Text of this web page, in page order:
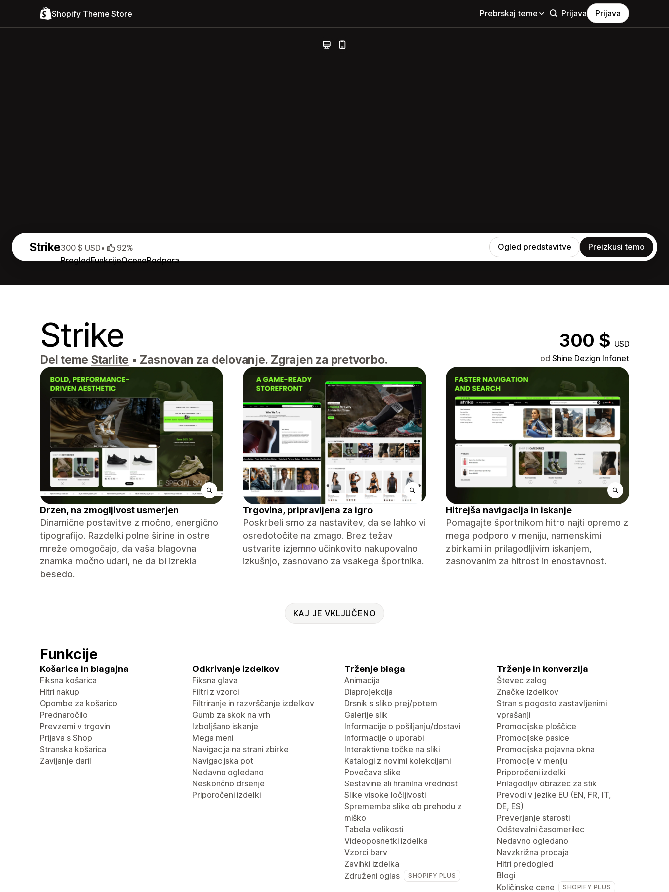
Shopify Theme Store Prebrskaj teme Prijava Prijava
Strike
PregledFunkcijeOcenePodpora
300 $ USD• 92% Ogled predstavitve Preizkusi temo
Strike 300 $ USD
Del teme Starlite • Zasnovan za delovanje. Zgrajen za pretvorbo. od Shine Dezign Infonet
Drzen, na zmogljivost usmerjen
Dinamične postavitve z močno, energično
tipografijo. Razdelki polne širine in ostre
mreže omogočajo, da vaša blagovna
znamka močno udari, ne da bi izrekla
besedo.
Trgovina, pripravljena za igro
Poskrbeli smo za nastavitev, da se lahko vi
osredotočite na zmago. Brez težav
ustvarite izjemno učinkovito nakupovalno
izkušnjo, zasnovano za vsakega športnika.
Hitrejša navigacija in iskanje
Pomagajte športnikom hitro najti opremo z
mega podporo v meniju, namenskimi
zbirkami in prilagodljivim iskanjem,
zasnovanim za hitrost in enostavnost.
KAJ JE VKLJUČENO
Funkcije
Košarica in blagajna
Fiksna košarica
Hitri nakup
Opombe za košarico
Prednaročilo
Prevzemi v trgovini
Prijava s Shop
Stranska košarica
Zavijanje daril
Odkrivanje izdelkov
Fiksna glava
Filtri z vzorci
Filtriranje in razvrščanje izdelkov
Gumb za skok na vrh
Izboljšano iskanje
Mega meni
Navigacija na strani zbirke
Navigacijska pot
Nedavno ogledano
Neskončno drsenje
Priporočeni izdelki
Trženje blaga
Animacija
Diaprojekcija
Drsnik s sliko prej/potem
Galerije slik
Informacije o pošiljanju/dostavi
Informacije o uporabi
Interaktivne točke na sliki
Katalogi z novimi kolekcijami
Povečava slike
Sestavine ali hranilna vrednost
Slike visoke ločljivosti
Sprememba slike ob prehodu z
miško
Tabela velikosti
Videoposnetki izdelka
Vzorci barv
Zavihki izdelka
Združeni oglas
SHOPIFY PLUS
Trženje in konverzija
Števec zalog
Značke izdelkov
Stran s pogosto zastavljenimi
vprašanji
Promocijske ploščice
Promocijske pasice
Promocijska pojavna okna
Promocije v meniju
Priporočeni izdelki
Prilagodljiv obrazec za stik
Prevodi v jezike EU (EN, FR, IT,
DE, ES)
Preverjanje starosti
Odštevalni časomerilec
Nedavno ogledano
Navzkrižna prodaja
Hitri predogled
Blogi
Količinske cene
SHOPIFY PLUS